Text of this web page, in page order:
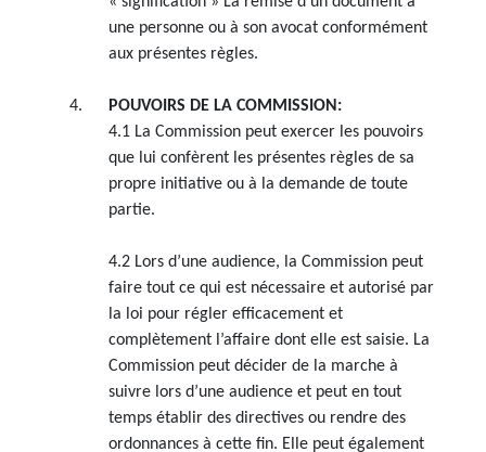
une personne ou à son avocat conformément
aux présentes règles.
POUVOIRS DE LA COMMISSION:
4.1 La Commission peut exercer les pouvoirs
que lui confèrent les présentes règles de sa
propre initiative ou à la demande de toute
partie.
4.2 Lors d’une audience, la Commission peut
faire tout ce qui est nécessaire et autorisé par
la loi pour régler efficacement et
complètement l’affaire dont elle est saisie. La
Commission peut décider de la marche à
suivre lors d’une audience et peut en tout
temps établir des directives ou rendre des
ordonnances à cette fin. Elle peut également